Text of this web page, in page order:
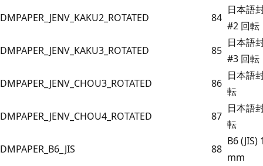
DMPAPER_JENV_KAKU2_ROTATED
84
日本語
#2 回転
DMPAPER_JENV_KAKU3_ROTATED
85
日本語
#3 回転
DMPAPER_JENV_CHOU3_ROTATED
86
日本語
転
DMPAPER_JENV_CHOU4_ROTATED
87
日本語
転
DMPAPER_B6_JIS
88
B6 (JIS)
mm